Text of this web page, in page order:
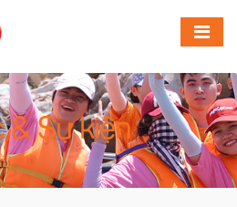
& Sự kiện